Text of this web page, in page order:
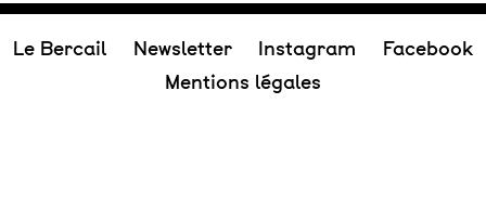
Le Bercail Newsletter Instagram
Facebook
Mentions légales